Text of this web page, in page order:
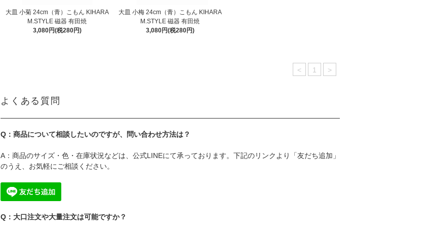
大皿 小菊 24cm（青）こもん KIHARA
M.STYLE 磁器 有田焼
3,080円(税280円)
大皿 小梅 24cm（青）こもん KIHARA
M.STYLE 磁器 有田焼
3,080円(税280円)
< 1 >
よくある質問
Q：商品について相談したいのですが、問い合わせ方法は？
A：商品のサイズ・色・在庫状況などは、公式LINEにて承っております。下記のリンクより「友だち追加」
のうえ、お気軽にご相談ください。
Q：大口注文や大量注文は可能ですか？